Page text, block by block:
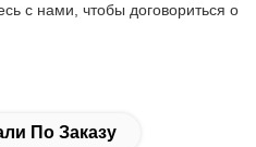
с нами, чтобы договориться о
По Заказу